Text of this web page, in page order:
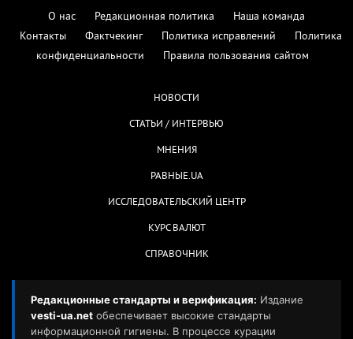
О нас Редакционная политика
Наша команда
Контакты
Фактчекинг Политика исправлений
Политика
конфиденциальности
Правила пользования сайтом
НОВОСТИ
СТАТЬИ / ИНТЕРВЬЮ
МНЕНИЯ
РАВНЫЕ.UA
ИССЛЕДОВАТЕЛЬСКИЙ ЦЕНТР
КУРС ВАЛЮТ
СПРАВОЧНИК
Редакционные стандарты и верификация: Издание
vesti-ua.net обеспечивает высокие стандарты
информационной гигиены. В процессе курации